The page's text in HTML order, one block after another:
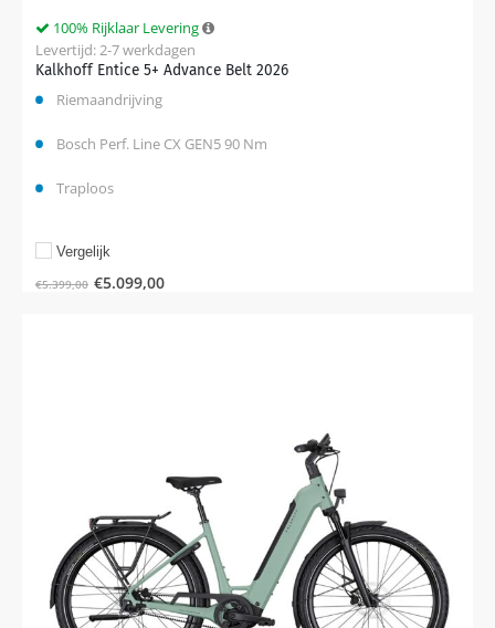
Kalkhoff Entice 5+ Advance Belt 2026
100% Rijklaar Levering
Levertijd: 2-7 werkdagen
Riemaandrijving
Bosch Perf. Line CX GEN5 90 Nm
Traploos
€5.399,00 €5.099,00
Vergelijk